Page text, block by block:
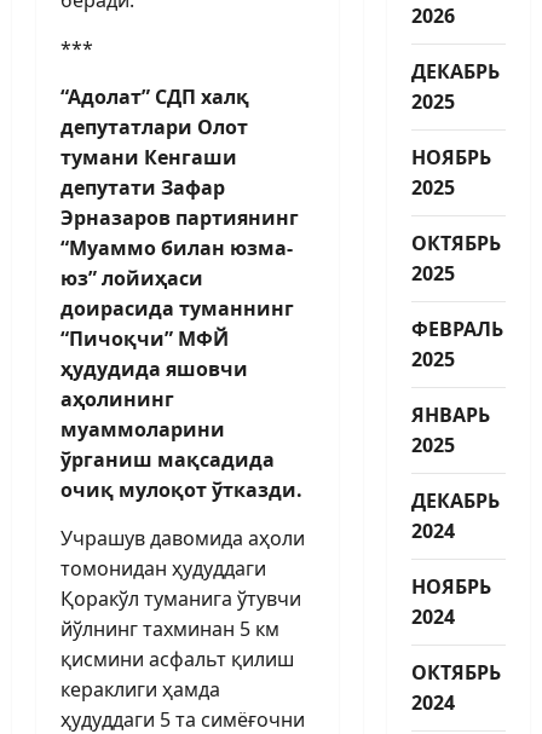
***
“Адолат” СДП халқ
депутатлари Олот
тумани Кенгаши
депутати Зафар
Эрназаров партиянинг
“Муаммо билан юзма-
юз” лойиҳаси
доирасида туманнинг
“Пичоқчи” МФЙ
ҳудудида яшовчи
аҳолининг
муаммоларини
ўрганиш мақсадида
очиқ мулоқот ўтказди.
Учрашув давомида аҳоли
томонидан ҳудуддаги
Қоракўл туманига ўтувчи
йўлнинг тахминан 5 км
қисмини асфальт қилиш
кераклиги ҳамда
ҳудуддаги 5 та симёғочни
2026
ДЕКАБРЬ
2025
НОЯБРЬ
2025
ОКТЯБРЬ
2025
ФЕВРАЛЬ
2025
ЯНВАРЬ
2025
ДЕКАБРЬ
2024
НОЯБРЬ
2024
ОКТЯБРЬ
2024